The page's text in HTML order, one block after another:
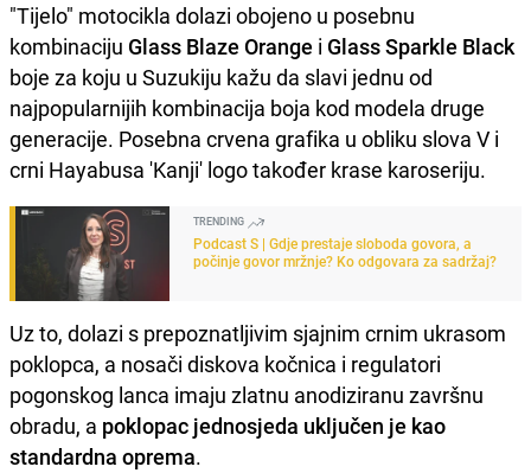
"Tijelo" motocikla dolazi obojeno u posebnu
kombinaciju Glass Blaze Orange i Glass Sparkle Black
boje za koju u Suzukiju kažu da slavi jednu od
najpopularnijih kombinacija boja kod modela druge
generacije. Posebna crvena grafika u obliku slova V i
crni Hayabusa 'Kanji' logo također krase karoseriju.
TRENDING
Podcast S | Gdje prestaje sloboda govora, a
počinje govor mržnje? Ko odgovara za sadržaj?
Uz to, dolazi s prepoznatljivim sjajnim crnim ukrasom
poklopca, a nosači diskova kočnica i regulatori
pogonskog lanca imaju zlatnu anodiziranu završnu
obradu, a poklopac jednosjeda uključen je kao
standardna oprema.